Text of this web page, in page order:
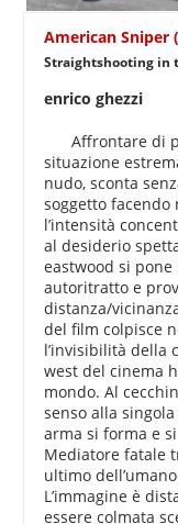
American Sniper
Straightshooting in
enrico ghezzi
Affrontare di
situazione
nudo, sconta
soggetto
l’intensità
al desiderio
eastwood si
autoritratto e
distanza/
del film colpisce
l’invisibilità della
west del cinema
mondo. Al
senso alla
arma si forma e
Mediatore fatale
ultimo
L’immagine è
essere colmata